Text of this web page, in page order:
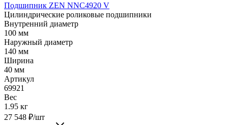
Подшипник ZEN NNC4920 V
Цилиндрические роликовые подшипники
Внутренний диаметр
100 мм
Наружный диаметр
140 мм
Ширина
40 мм
Артикул
69921
Вес
1.95 кг
27 548 ₽/шт